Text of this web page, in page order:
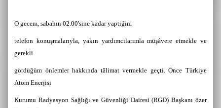
O gecem, sabahın 02.00'sine kadar yaptığım
telefon konuşmalarıyla, yakın yardımcılarımla müşâvere etmekle ve
gerekli
gördüğüm önlemler hakkında tâlimat vermekle geçti. Önce Türkiye
Atom Enerjisi
Kurumu Radyasyon Sağlığı ve Güvenliği Dairesi (RGD) Başkanı özer